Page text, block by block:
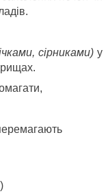
сірниками) у